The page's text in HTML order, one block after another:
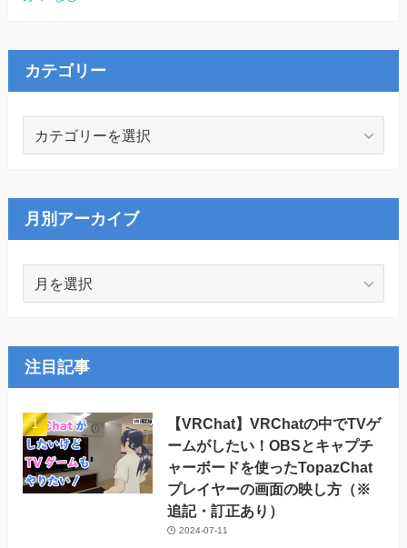
カテゴリー
リ
ー
月別アーカイブ
ー
カ
イ
ブ
注目記事
【VRChat】VRChatの中でTVゲ
ームがしたい！OBSとキャプチ
ャーボードを使ったTopazChat
プレイヤーの画面の映し方（※
追記・訂正あり）
2024-07-11